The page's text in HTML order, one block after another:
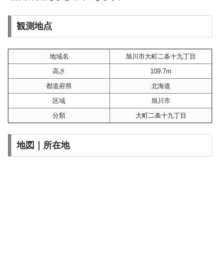
観測地点
地域名
旭川市大町二条十九丁目
高さ
109.7m
都道府県
北海道
区域
旭川市
分類
大町二条十九丁目
地図｜所在地